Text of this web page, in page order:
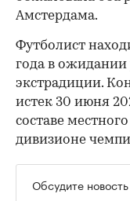
Амстердама.
Футболист
года в
экстрадиции.
истек 30 июня
составе
дивизионе
Обсудите